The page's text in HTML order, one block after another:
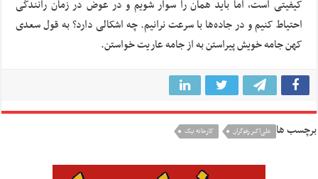
کیفیتی است، اما باید همان را سوار شویم و در عوض در زمان رانندگی
احتیاط کنیم و در جاده‌ها با سرعت نرانیم. چه اشکالی دارد؟ به قول سعدی
کهن جامه خویش پیراستن به از جامه عاریت خواستن.
برچسب ها علی‌اکبر رفوگران کارخانه بیک